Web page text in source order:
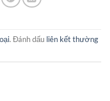
. Đánh dấu liên kết thường